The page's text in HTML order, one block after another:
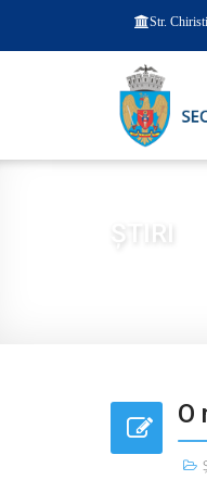
Str.
ȘTIRI
O